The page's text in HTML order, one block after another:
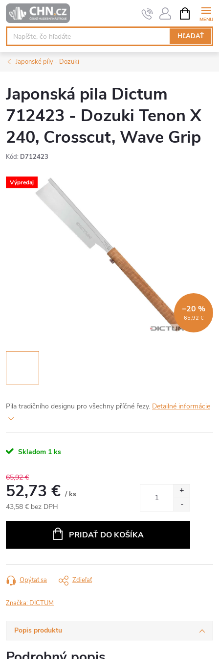
Prejsť
na
obsah
HĽADAŤ
KOŠÍK
Japonské píly - Dozuki
Japonská pila Dictum
712423 - Dozuki Tenon X
240, Crosscut, Wave Grip
Kód: D712423
Výpredaj
65,92 €
–20 %
Pila tradičního designu pro všechny příčné řezy. Detailné informácie
Skladom 1 ks
65,92 €
52,73 € / ks
43,58 € bez DPH
PRIDAŤ DO KOŠÍKA
Opýtať sa Zdieľať
Značka: DICTUM
Popis produktu